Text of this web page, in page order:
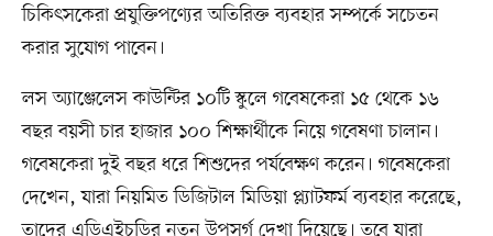
চিকিৎসকেরা প্রযুক্তিপণ্যের অতিরিক্ত ব্যবহার সম্পর্কে সচেতন
করার সুযোগ পাবেন।
লস অ্যাঞ্জেলেস কাউন্টির ১০টি স্কুলে গবেষকেরা ১৫ থেকে ১৬
বছর বয়সী চার হাজার ১০০ শিক্ষার্থীকে নিয়ে গবেষণা চালান।
গবেষকেরা দুই বছর ধরে শিশুদের পর্যবেক্ষণ করেন। গবেষকেরা
দেখেন, যারা নিয়মিত ডিজিটাল মিডিয়া প্ল্যাটফর্ম ব্যবহার করেছে,
তাদের এডিএইচডির নতুন উপসর্গ দেখা দিয়েছে। তবে যারা